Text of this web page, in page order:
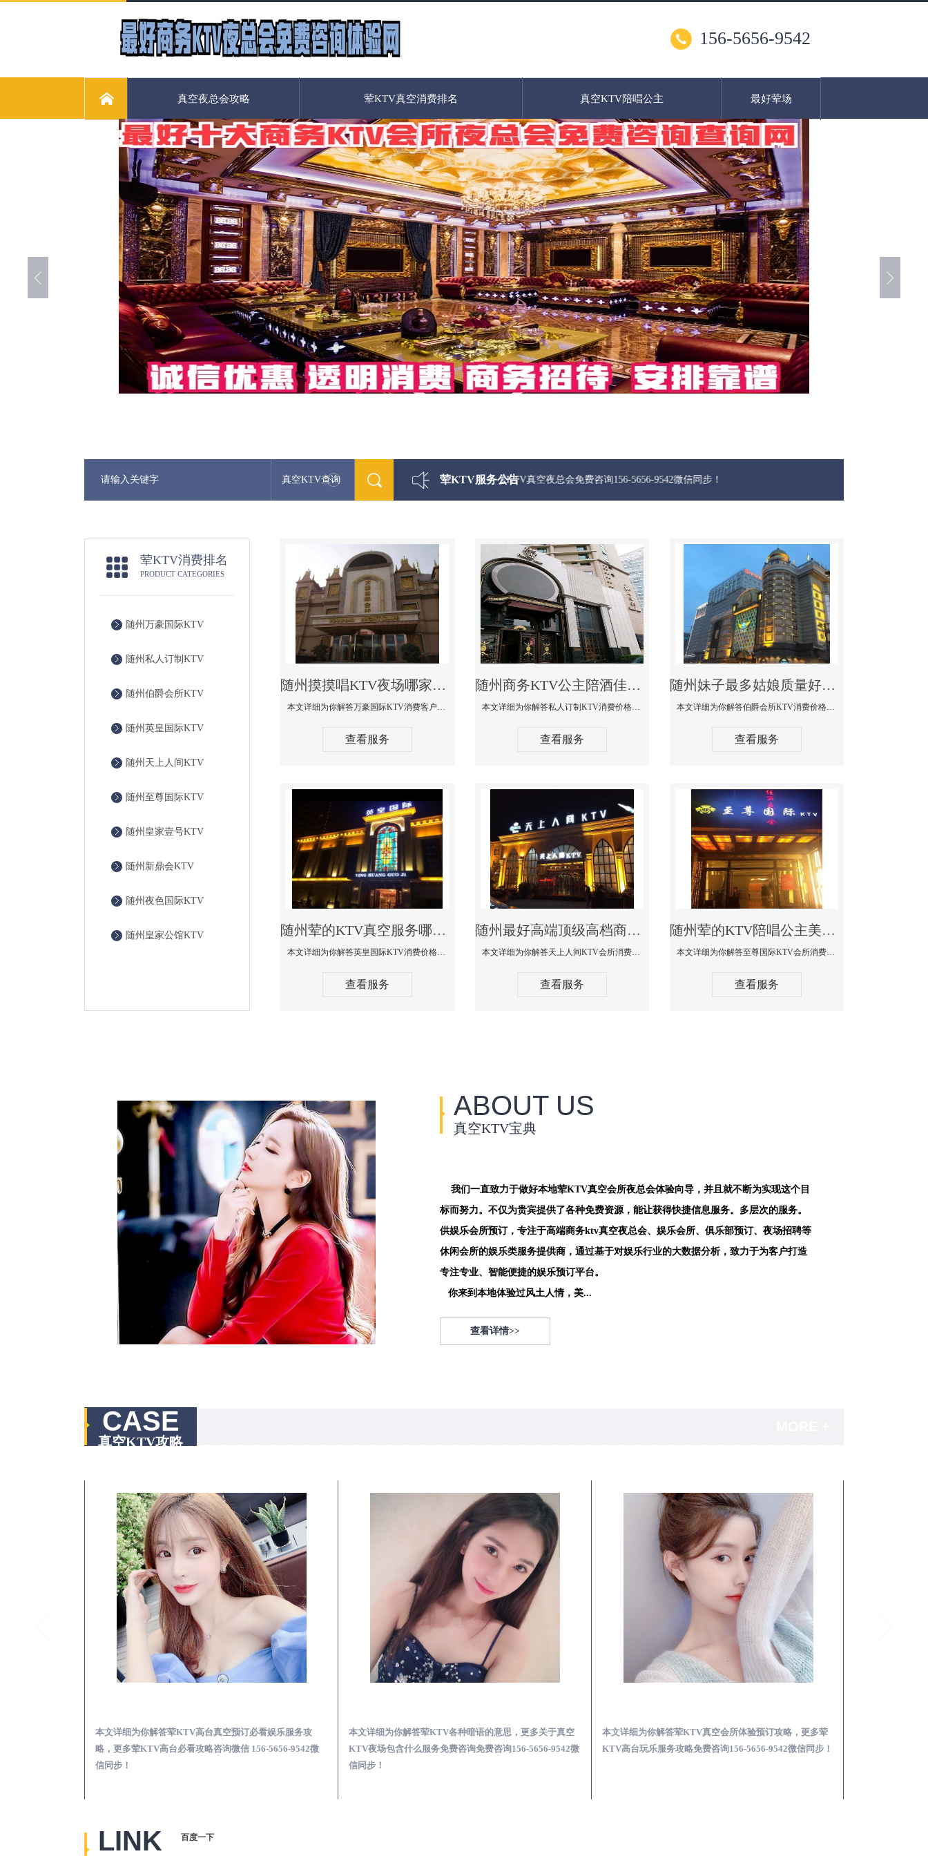
156-5656-9542
真空夜总会攻略 荤KTV真空消费排名 真空KTV陪唱公主 最好荤场
真空KTV查询 荤KTV服务公告
最新荤KTV真空夜总会免费咨询156-5656-9542微信同步！
荤KTV消费排名
PRODUCT CATEGORIES
随州万豪国际KTV
随州私人订制KTV
随州伯爵会所KTV
随州英皇国际KTV
随州天上人间KTV
随州至尊国际KTV
随州皇家壹号KTV
随州新鼎会KTV
随州夜色国际KTV
随州皇家公馆KTV
随州摸摸唱KTV夜场哪家好玩开放-万豪国际KTV消费客户点评
本文详细为你解答万豪国际KTV消费客户点评，更多关于摸摸唱KTV夜场哪家好玩开放咨询156-5656-9542微信同步！
查看服务
随州商务KTV公主陪酒佳丽漂亮哪家多-私人订制KTV消费价格口碑点评
本文详细为你解答私人订制KTV消费价格口碑点评，更多关于商务KTV公主陪酒佳丽漂亮哪家多免费咨询156-5656-9542微信同步！
查看服务
随州妹子最多姑娘质量好的真空夜总会KTV-伯爵会所KTV消费点评
本文详细为你解答伯爵会所KTV消费价格点评，更多关于妹子最多姑娘质量好的真空夜总会KTV免费咨询156-5656-9542微信同步！
查看服务
随州荤的KTV真空服务哪家好-英皇国际KTV消费价格口碑点评
本文详细为你解答英皇国际KTV消费价格点评，更多关于荤的KTV真空服务哪家好免费咨询156-5656-9542微信同步！
查看服务
随州最好高端顶级高档商务KTV夜总会-天上人间KTV消费点评
本文详细为你解答天上人间KTV会所消费价格点评，更多关于最好高端顶级高档商务KTV夜总会免费咨询156-5656-9542微信同步！
查看服务
随州荤的KTV陪唱公主美女哪家最多-至尊国际KTV会所消费价格
本文详细为你解答至尊国际KTV会所消费价格点评，更多关于荤的KTV陪唱公主美女哪家最多免费咨询156-5656-9542微信同步！
查看服务
ABOUT US
真空KTV宝典
我们一直致力于做好本地荤KTV真空会所夜总会体验向导，并且就不断为实现这个目
标而努力。不仅为贵宾提供了各种免费资源，能让获得快捷信息服务。多层次的服务。
供娱乐会所预订，专注于高端商务ktv真空夜总会、娱乐会所、俱乐部预订、夜场招聘等
休闲会所的娱乐类服务提供商，通过基于对娱乐行业的大数据分析，致力于为客户打造
专注专业、智能便捷的娱乐预订平台。
你来到本地体验过风土人情，美...
查看详情>>
CASE
真空KTV攻略
本文详细为你解答荤KTV高台真空预订必看娱乐服务攻
略，更多荤KTV高台必看攻略咨询微信 156-5656-9542微
信同步！
本文详细为你解答荤KTV各种暗语的意思，更多关于真空
KTV夜场包含什么服务免费咨询免费咨询156-5656-9542微
信同步！
本文详细为你解答荤KTV真空会所体验预订攻略，更多荤
KTV高台玩乐服务攻略免费咨询156-5656-9542微信同步！
LINK 百度一下